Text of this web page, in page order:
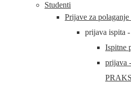
Studenti
Prijave za polaganje
prijava ispita
Ispitne
prijava